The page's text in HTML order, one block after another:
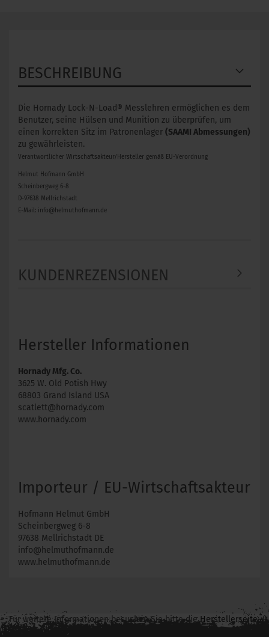
BESCHREIBUNG
Die Hornady Lock-N-Load® Messlehren ermöglichen es dem
Benutzer, seine Hülsen und Munition zu überprüfen, um
einen korrekten Sitz im Patronenlager (SAAMI Abmessungen)
zu gewährleisten.
Verantwortlicher Wirtschaftsakteur/Hersteller gemäß EU-Verordnung
Helmut Hofmann GmbH
Scheinbergweg 6-8
D-97638 Mellrichstadt
E-Mail: info@helmuthofmann.de
KUNDENREZENSIONEN
Hersteller Informationen
Hornady Mfg. Co.
3625 W. Old Potish Hwy
68803 Grand Island USA
scatlett@hornady.com
www.hornady.com
Importeur / EU-Wirtschaftsakteur
Hofmann Helmut GmbH
Scheinbergweg 6-8
97638 Mellrichstadt DE
info@helmuthofmann.de
www.helmuthofmann.de
Für weitere Informationen besuchen Sie bitte dieHerstellerseite
zu diesem Artikel.